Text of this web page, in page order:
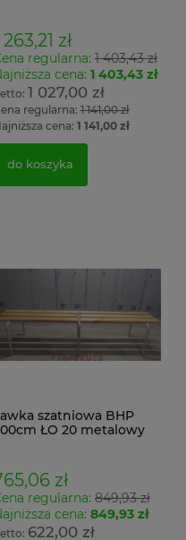
263,21 zł
regularna:1 403,43 zł
cena: 1 403,43 zł
1 027,00 zł
regularna:1 141,00 zł
cena: 1 141,00 zł
do koszyka
szatniowa BHP
ŁO 20 metalowy
zł
regularna:849,93 zł
cena: 849,93 zł
622,00 zł